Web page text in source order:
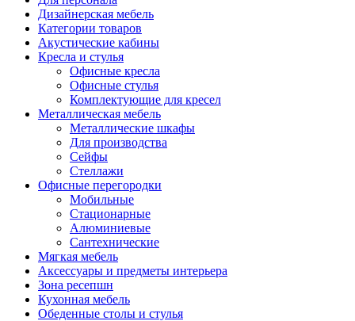
Дизайнерская мебель
Категории товаров
Акустические кабины
Кресла и стулья
Офисные кресла
Офисные стулья
Комплектующие для кресел
Металлическая мебель
Металлические шкафы
Для производства
Сейфы
Стеллажи
Офисные перегородки
Мобильные
Стационарные
Алюминиевые
Сантехнические
Мягкая мебель
Аксессуары и предметы интерьера
Зона ресепшн
Кухонная мебель
Обеденные столы и стулья